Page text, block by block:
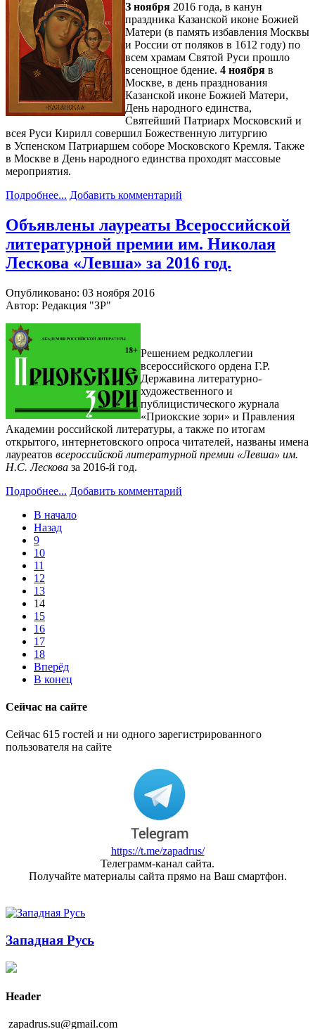
З ноября 2016 года, в канун
праздника Казанской иконе Божией
Матери (в память избавления Москвы
и России от поляков в 1612 году) по
всем храмам Святой Руси прошло
всенощное бдение. 4 ноября в
Москве, в день празднования
Казанской иконе Божией Матери,
День народного единства,
Святейший Патриарх Московский и
всея Руси Кирилл совершил Божественную литургию
в Успенском Патриаршем соборе Московского Кремля. Также
в Москве в День народного единства проходят массовые
мероприятия.
Подробнее... Добавить комментарий
Объявлены лауреаты Всероссийской
литературной премии им. Николая
Лескова «Левша» за 2016 год.
Опубликовано: 03 ноября 2016
Автор: Редакция "ЗР"
Решением редколлегии
всероссийского ордена Г.Р.
Державина литературно-
художественного и
публицистического журнала
«Приокские зори» и Правления
Академии российской литературы, а также по итогам
открытого, интернетовского опроса читателей, названы имена
лауреатов всероссийской литературной премии «Левша» им.
Н.С. Лескова за 2016-й год.
Подробнее... Добавить комментарий
В начало
Назад
9
10
11
12
13
14
15
16
17
18
Вперёд
В конец
Сейчас на сайте
Сейчас 615 гостей и ни одного зарегистрированного
пользователя на сайте
https://t.me/zapadrus/
Телеграмм-канал сайта.
Получайте материалы сайта прямо на Ваш смартфон.
Западная Русь
Header
zapadrus.su@gmail.com